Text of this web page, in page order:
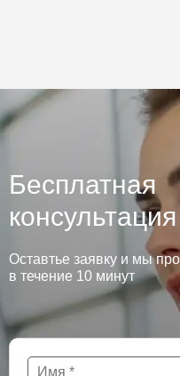
Бесплатная
консультация
Оставтье заявку и мы
в течение 10 минут